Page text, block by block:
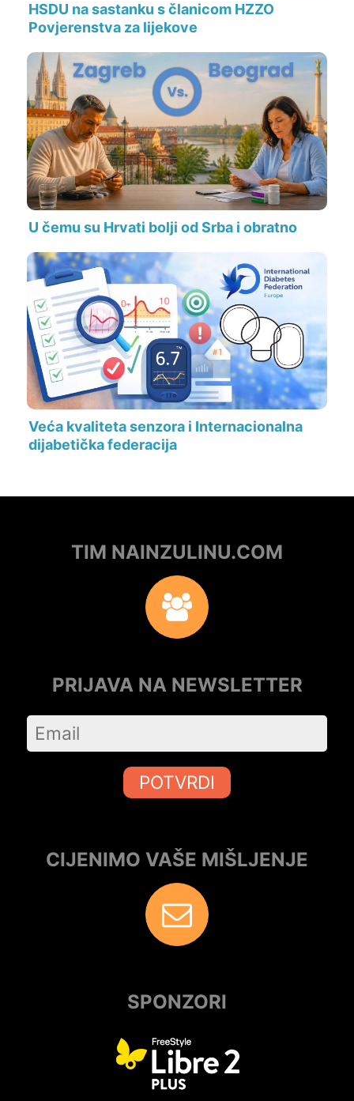
HSDU na sastanku s članicom HZZO
Povjerenstva za lijekove
U čemu su Hrvati bolji od Srba i obratno
Veća kvaliteta senzora i Internacionalna
dijabetička federacija
TIM NAINZULINU.COM
PRIJAVA NA NEWSLETTER
POTVRDI
CIJENIMO VAŠE MIŠLJENJE
SPONZORI